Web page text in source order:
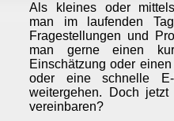
Als kleines oder
man im laufenden
Fragestellungen und
man gerne einen
Einschätzung oder
oder eine schnelle
weitergehen. Doch
vereinbaren?